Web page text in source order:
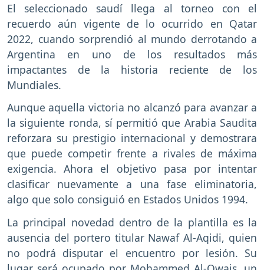
El seleccionado saudí llega al torneo con el
recuerdo aún vigente de lo ocurrido en Qatar
2022, cuando sorprendió al mundo derrotando a
Argentina en uno de los resultados más
impactantes de la historia reciente de los
Mundiales.
Aunque aquella victoria no alcanzó para avanzar a
la siguiente ronda, sí permitió que Arabia Saudita
reforzara su prestigio internacional y demostrara
que puede competir frente a rivales de máxima
exigencia. Ahora el objetivo pasa por intentar
clasificar nuevamente a una fase eliminatoria,
algo que solo consiguió en Estados Unidos 1994.
La principal novedad dentro de la plantilla es la
ausencia del portero titular Nawaf Al-Aqidi, quien
no podrá disputar el encuentro por lesión. Su